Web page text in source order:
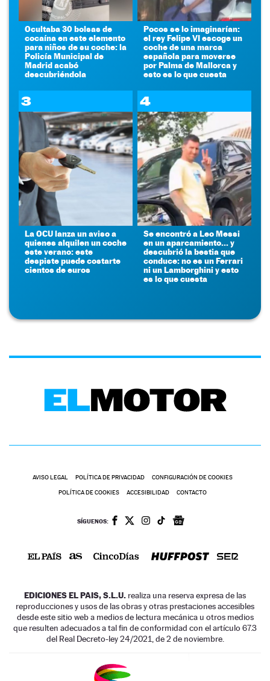
Ocultaba 30 bolsas de
cocaína en este elemento
para niños de su coche: la
Policía Municipal de
Madrid acabó
descubriéndola
Pocos se lo imaginarían:
el rey Felipe VI escoge un
coche de una marca
española para moverse
por Palma de Mallorca y
esto es lo que cuesta
3
La OCU lanza un aviso a
quienes alquilen un coche
este verano: este
despiste puede costarte
cientos de euros
4
Se encontró a Leo Messi
en un aparcamiento... y
descubrió la bestia que
conduce: no es un Ferrari
ni un Lamborghini y esto
es lo que cuesta
AVISO LEGAL POLÍTICA DE PRIVACIDAD CONFIGURACIÓN DE COOKIES
POLÍTICA DE COOKIES ACCESIBILIDAD CONTACTO
SÍGUENOS:
EDICIONES EL PAIS, S.L.U. realiza una reserva expresa de las
reproducciones y usos de las obras y otras prestaciones accesibles
desde este sitio web a medios de lectura mecánica u otros medios
que resulten adecuados a tal fin de conformidad con el artículo 67.3
del Real Decreto-ley 24/2021, de 2 de noviembre.